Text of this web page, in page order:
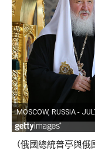
（俄國總統普亭與俄